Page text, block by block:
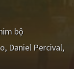
bộ
Daniel Percival